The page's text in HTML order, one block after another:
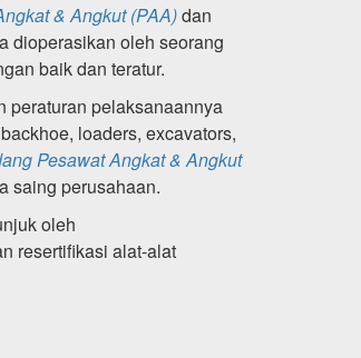
& Angkut (PAA)dan
dioperasikan oleh seorang
baik dan teratur.
peraturan pelaksanaannya
loaders, excavators,
Pesawat Angkat & Angkut
saing perusahaan.
oleh
resertifikasi alat-alat